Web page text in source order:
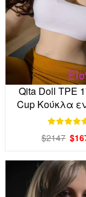
Qita Doll TPE
Cup Κούκλα
απευθείας
$2147